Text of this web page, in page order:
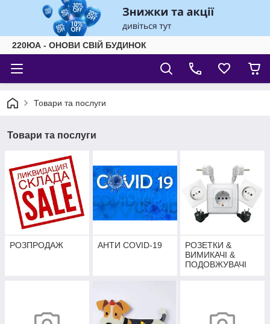
220ЮА - ОНОВИ СВІЙ БУДИНОК
Товари та послуги
Товари та послуги
РОЗПРОДАЖ АНТИ COVID-19
РОЗЕТКИ &
ВИМИКАЧІ &
ПОДОВЖУВАЧІ